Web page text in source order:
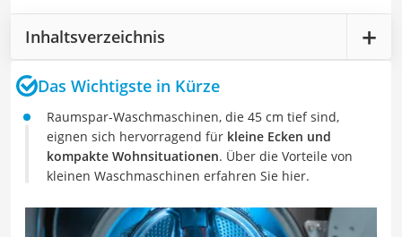
Inhaltsverzeichnis
Das Wichtigste in Kürze
Raumspar-Waschmaschinen, die 45 cm tief sind,
eignen sich hervorragend für kleine Ecken und
kompakte Wohnsituationen. Über die Vorteile von
kleinen Waschmaschinen erfahren Sie hier.